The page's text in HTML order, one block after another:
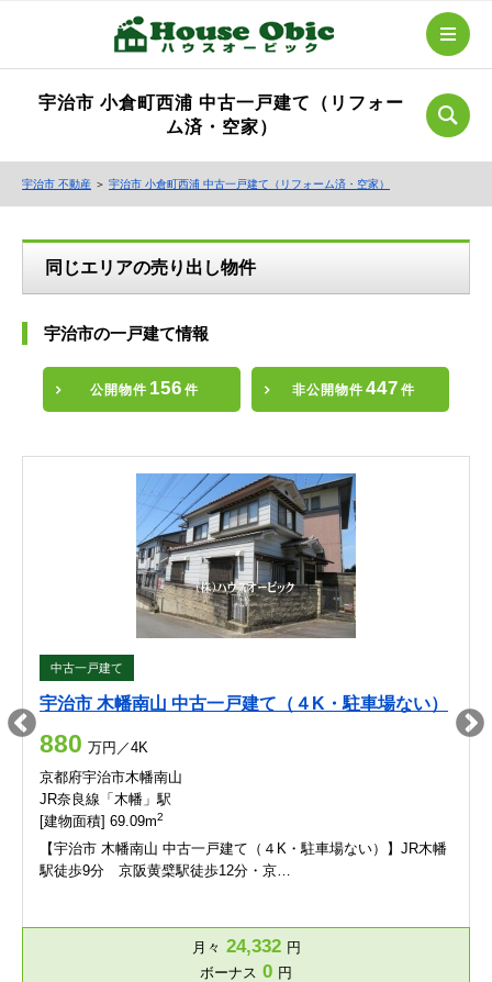
宇治市 小倉町西浦 中古一戸建て（リフォー
ム済・空家）
宇治市 不動産 ＞ 宇治市 小倉町西浦 中古一戸建て（リフォーム済・空家）
同じエリアの売り出し物件
宇治市の一戸建て情報
公開物件 156 件 非公開物件 447 件
中古一戸建て
宇治市 木幡南山 中古一戸建て（４K・駐車場ない）
880 万円／4K
京都府宇治市木幡南山
JR奈良線「木幡」駅
[建物面積] 69.09m2
【宇治市 木幡南山 中古一戸建て（４K・駐車場ない）】JR木幡
駅徒歩9分 京阪黄檗駅徒歩12分・京…
月々 24,332 円
ボーナス 0 円